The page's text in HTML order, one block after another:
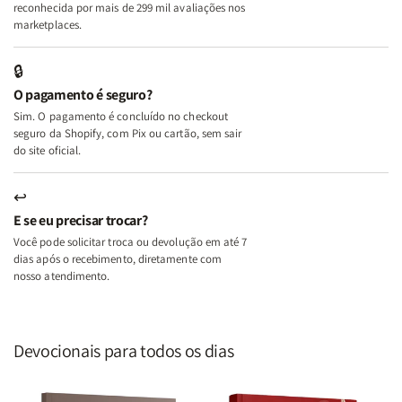
Mulher
Lar
Lar
reconhecida por mais de 299 mil avaliações nos
marketplaces.
🔒
O pagamento é seguro?
Sim. O pagamento é concluído no checkout
seguro da Shopify, com Pix ou cartão, sem sair
do site oficial.
↩
E se eu precisar trocar?
Você pode solicitar troca ou devolução em até 7
dias após o recebimento, diretamente com
nosso atendimento.
Devocionais para todos os dias